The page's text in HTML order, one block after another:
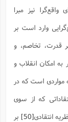
نیز مبرا
وارد است بر
قدرت، تخاصم، و
امکان انقلاب و
مواردی است که در
که از سوی
انتقادی[50]
بر